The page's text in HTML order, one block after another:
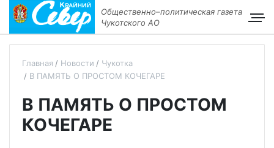
Общественно–политическая газета
Чукотского АО
Главная Новости
Чукотка
В ПАМЯТЬ О ПРОСТОМ КОЧЕГАРЕ
В ПАМЯТЬ О ПРОСТОМ
КОЧЕГАРЕ